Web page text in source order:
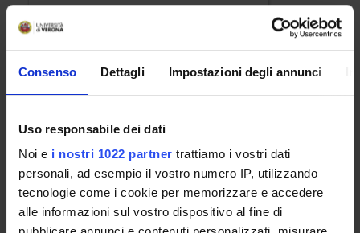
Consenso Dettagli Impostazioni degli annunci
Uso responsabile dei dati
Noi e i nostri 1022 partner trattiamo i vostri dati
personali, ad esempio il vostro numero IP, utilizzando
tecnologie come i cookie per memorizzare e accedere
alle informazioni sul vostro dispositivo al fine di
OFFERTA FORMATIVA
CORSI DI STUDIO
DOTTORATI, MASTER E FORMAZIONE SUPERIORE